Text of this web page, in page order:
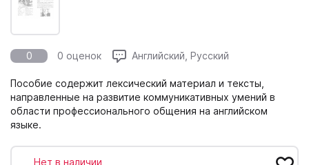
0 0 оценок Английский, Русский
Пособие содержит лексический материал и тексты,
направленные на развитие коммуникативных умений в
области профессионального общения на английском
языке.
Нет в наличии